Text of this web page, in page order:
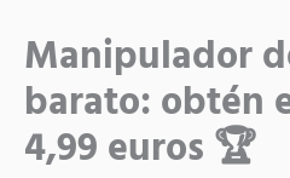
Manipulador
barato: obtén
4,99 euros 🏆